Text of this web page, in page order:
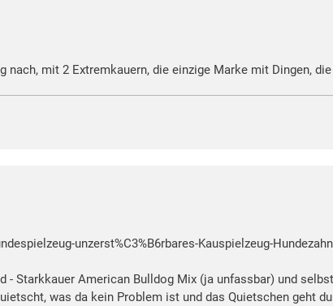
nach, mit 2 Extremkauern, die einzige Marke mit Dingen,
unzerst%C3%B6rbares-Kauspielzeug-
- Starkkauer American Bulldog Mix (ja unfassbar) und
was da kein Problem ist und das Quietschen geht